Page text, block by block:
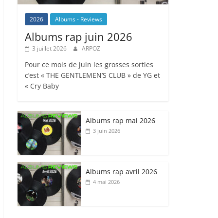
2026 Albums - Reviews
Albums rap juin 2026
3 juillet 2026 ARPOZ
Pour ce mois de juin les grosses sorties
c’est « THE GENTLEMEN’S CLUB » de YG et
« Cry Baby
Albums rap mai 2026
3 juin 2026
Albums rap avril 2026
4 mai 2026